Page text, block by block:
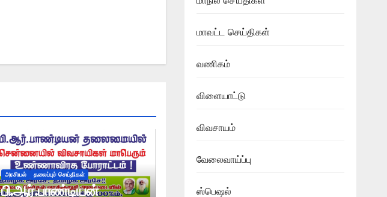
அரசியல் தலைப்புச் செய்திகள்
பி.ஆர்.பாண்டியன்
மாவட்ட செய்திகள்
வணிகம்
விளையாட்டு
விவசாயம்
வேலைவாய்ப்பு
ஸ்பெஷல்